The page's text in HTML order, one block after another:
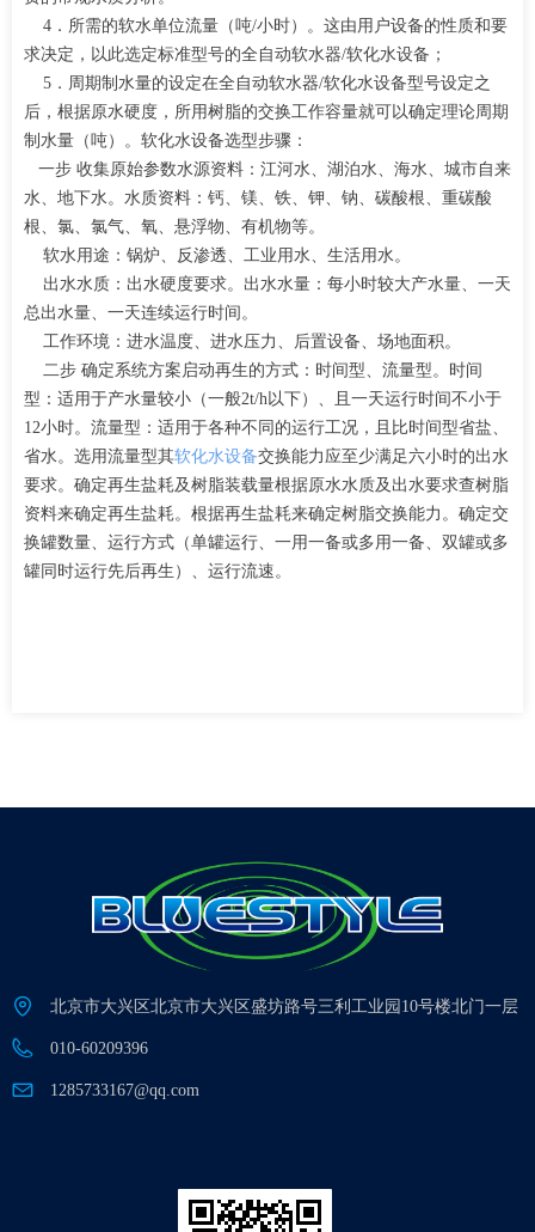
4．所需的软水单位流量（吨/小时）。这由用户设备的性质和要
求决定，以此选定标准型号的全自动软水器/软化水设备；
5．周期制水量的设定在全自动软水器/软化水设备型号设定之
后，根据原水硬度，所用树脂的交换工作容量就可以确定理论周期
制水量（吨）。软化水设备选型步骤：
一步 收集原始参数水源资料：江河水、湖泊水、海水、城市自来
水、地下水。水质资料：钙、镁、铁、钾、钠、碳酸根、重碳酸
根、氯、氯气、氧、悬浮物、有机物等。
软水用途：锅炉、反渗透、工业用水、生活用水。
出水水质：出水硬度要求。出水水量：每小时较大产水量、一天
总出水量、一天连续运行时间。
工作环境：进水温度、进水压力、后置设备、场地面积。
二步 确定系统方案启动再生的方式：时间型、流量型。时间
型：适用于产水量较小（一般2t/h以下）、且一天运行时间不小于
12小时。流量型：适用于各种不同的运行工况，且比时间型省盐、
省水。选用流量型其软化水设备交换能力应至少满足六小时的出水
要求。确定再生盐耗及树脂装载量根据原水水质及出水要求查树脂
资料来确定再生盐耗。根据再生盐耗来确定树脂交换能力。确定交
换罐数量、运行方式（单罐运行、一用一备或多用一备、双罐或多
罐同时运行先后再生）、运行流速。
北京市大兴区北京市大兴区盛坊路号三利工业园10号楼北门一层
010-60209396
1285733167@qq.com